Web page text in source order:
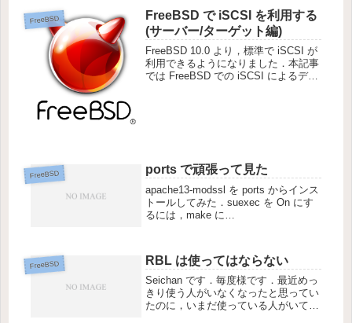
「ありえねー」 だの 「すげー」 だの
と好評だったので...
FreeBSD
FreeBSD で iSCSI を利用する
(サーバー/ターゲット編)
FreeBSD 10.0 より，標準で iSCSI が
利用できるようになりました．本記事
では FreeBSD での iSCSI によるディ
FreeBSD ports で頑張って見た
apache13-modssl を ports からインス
トールしてみた．suexec を On にす
るには，make に
のために，APAC...
FreeBSD RBL は使ってはならない
Seichan です．毎度様です．最近めっ
きり使う人がいなくなったと思ってい
たのに，いまだ使っている人がいてび